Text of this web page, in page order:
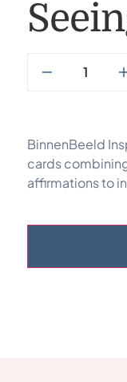
BinnenBeeld
cards
affirmations to